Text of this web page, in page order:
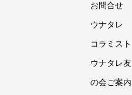
お問合せ
ウナタレ
コラミスト
ウナタレ友
の会ご案内